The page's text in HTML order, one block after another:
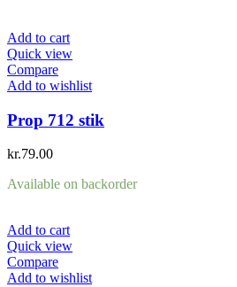
Add to cart
Quick view
Compare
Add to wishlist
Prop 712 stik
kr.79.00
Available on backorder
Add to cart
Quick view
Compare
Add to wishlist